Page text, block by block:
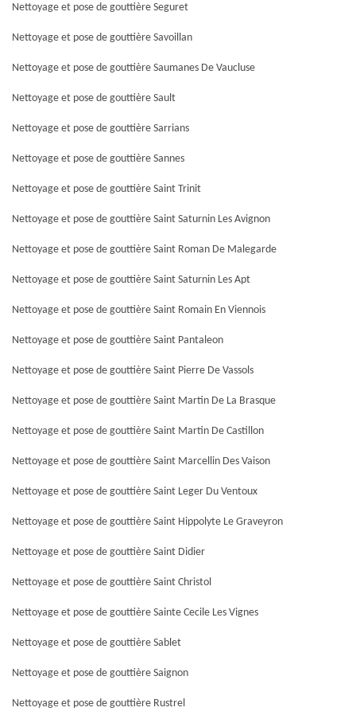
Nettoyage et pose de gouttière Seguret
Nettoyage et pose de gouttière Savoillan
Nettoyage et pose de gouttière Saumanes De Vaucluse
Nettoyage et pose de gouttière Sault
Nettoyage et pose de gouttière Sarrians
Nettoyage et pose de gouttière Sannes
Nettoyage et pose de gouttière Saint Trinit
Nettoyage et pose de gouttière Saint Saturnin Les Avignon
Nettoyage et pose de gouttière Saint Roman De Malegarde
Nettoyage et pose de gouttière Saint Saturnin Les Apt
Nettoyage et pose de gouttière Saint Romain En Viennois
Nettoyage et pose de gouttière Saint Pantaleon
Nettoyage et pose de gouttière Saint Pierre De Vassols
Nettoyage et pose de gouttière Saint Martin De La Brasque
Nettoyage et pose de gouttière Saint Martin De Castillon
Nettoyage et pose de gouttière Saint Marcellin Des Vaison
Nettoyage et pose de gouttière Saint Leger Du Ventoux
Nettoyage et pose de gouttière Saint Hippolyte Le Graveyron
Nettoyage et pose de gouttière Saint Didier
Nettoyage et pose de gouttière Saint Christol
Nettoyage et pose de gouttière Sainte Cecile Les Vignes
Nettoyage et pose de gouttière Sablet
Nettoyage et pose de gouttière Saignon
Nettoyage et pose de gouttière Rustrel